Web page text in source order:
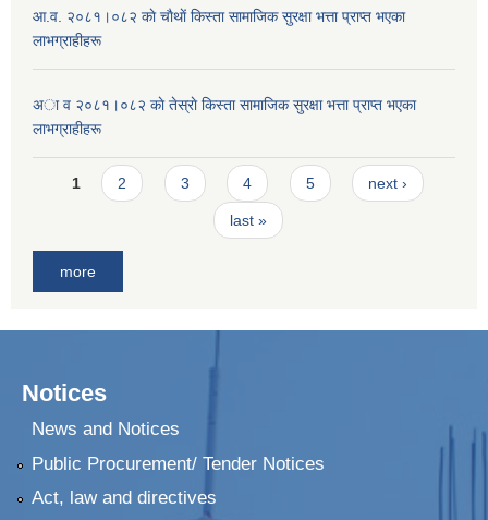
आ.व. २०८१।०८२ काे चाैथाें किस्ता सामाजिक सुरक्षा भत्ता प्राप्त भएका
लाभग्राहीहरू
अा व २०८१।०८२ काे तेस्राे किस्ता सामाजिक सुरक्षा भत्ता प्राप्त भएका
लाभग्राहीहरू
Pages
1 2 3 4 5 next ›
last »
more
Notices
News and Notices
Public Procurement/ Tender Notices
Act, law and directives